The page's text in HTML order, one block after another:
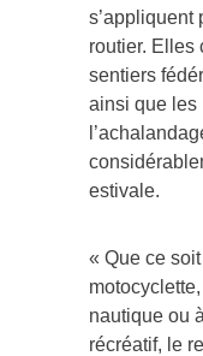
s’appliquent
routier. Elles
sentiers
ainsi que les
estivale.
« Que ce
nautique ou
récréatif, le